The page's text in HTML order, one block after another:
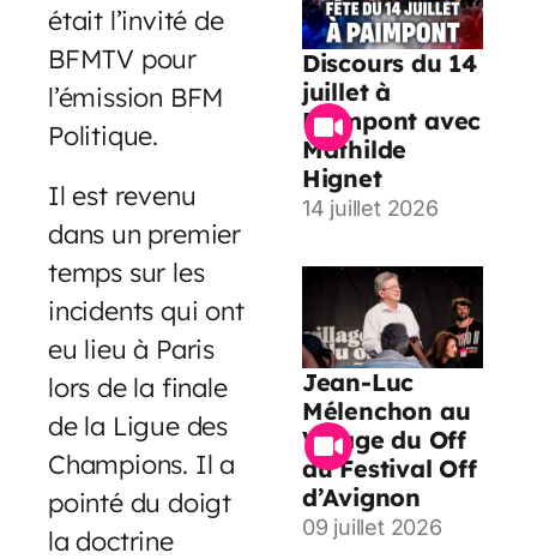
était l’invité de
BFMTV pour
l’émission BFM
Politique.
Il est revenu
dans un premier
temps sur les
incidents qui ont
eu lieu à Paris
lors de la finale
de la Ligue des
Champions. Il a
pointé du doigt
la doctrine
Discours du 14
juillet à
Paimpont avec
Mathilde
Hignet
14 juillet 2026
Jean-Luc
Mélenchon au
Village du Off
du Festival Off
d’Avignon
09 juillet 2026